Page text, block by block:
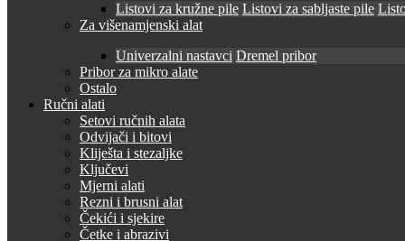
Listovi za kružne pile Listovi za sabljaste pile
Za višenamjenski alat
Univerzalni nastavci Dremel pribor
Pribor za mikro alate
Ostalo
Ručni alati
Setovi ručnih alata
Odvijači i bitovi
Kliješta i stezaljke
Ključevi
Mjerni alati
Rezni i brusni alat
Čekići i sjekire
Četke i abrazivi